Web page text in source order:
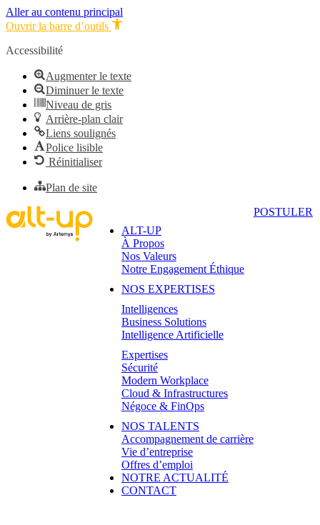
Aller au contenu principal
Ouvrir la barre d’outils
Accessibilité
Augmenter le texte
Diminuer le texte
Niveau de gris
Arrière-plan clair
Liens soulignés
Police lisible
Réinitialiser
Plan de site
ALT-UP
À Propos
Nos Valeurs
Notre Engagement Éthique
NOS EXPERTISES
Intelligences
Business Solutions
Intelligence Artificielle
Expertises
Sécurité
Modern Workplace
Cloud & Infrastructures
Négoce & FinOps
NOS TALENTS
Accompagnement de carrière
Vie d’entreprise
Offres d’emploi
NOTRE ACTUALITÉ
CONTACT
POSTULER